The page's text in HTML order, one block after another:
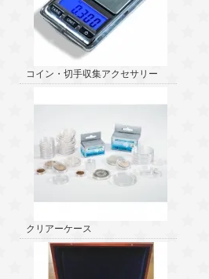
コイン・切手収集アクセサリー
クリアーケース